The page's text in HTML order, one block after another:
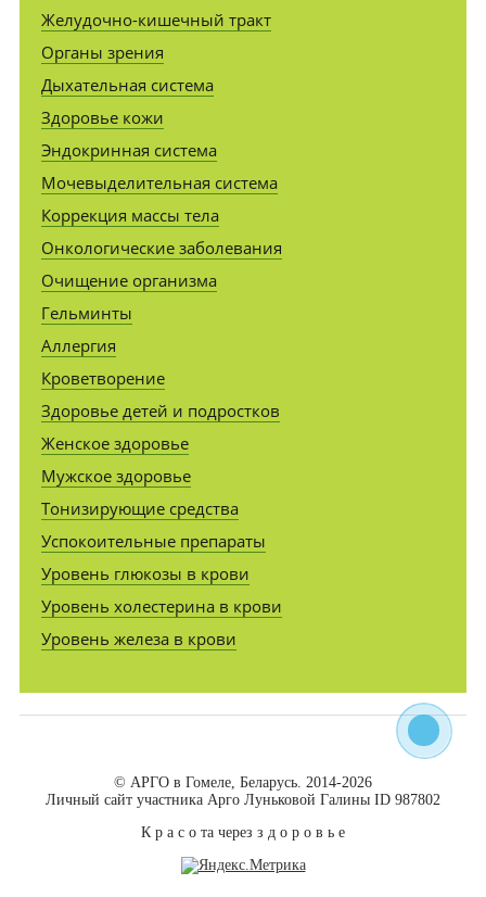
Желудочно-кишечный тракт
Органы зрения
Дыхательная система
Здоровье кожи
Эндокринная система
Мочевыделительная система
Коррекция массы тела
Онкологические заболевания
Очищение организма
Гельминты
Аллергия
Кроветворение
Здоровье детей и подростков
Женское здоровье
Мужское здоровье
Тонизирующие средства
Успокоительные препараты
Уровень глюкозы в крови
Уровень холестерина в крови
Уровень железа в крови
© АРГО в Гомеле, Беларусь. 2014-2026
Личный сайт участника Арго Луньковой Галины ID 987802
К р а с о та через з д о р о в ь е